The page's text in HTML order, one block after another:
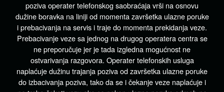
poziva operater telefonskog saobraćaja vrši na osnovu
dužine boravka na liniji od momenta završetka ulazne poruke
i prebacivanja na servis i traje do momenta prekidanja veze.
Prebacivanje veze sa jednog na drugog operatera centra se
ne preporučuje jer je tada izgledna mogućnost ne
ostvarivanja razgovora. Operater telefonskih usluga
naplaćuje dužinu trajanja poziva od završetka ulazne poruke
do izbacivanja poziva, tako da se i čekanje veze naplaćuje i